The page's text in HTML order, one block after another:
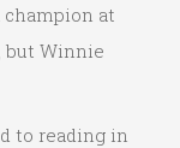
champion at
but Winnie
to reading in